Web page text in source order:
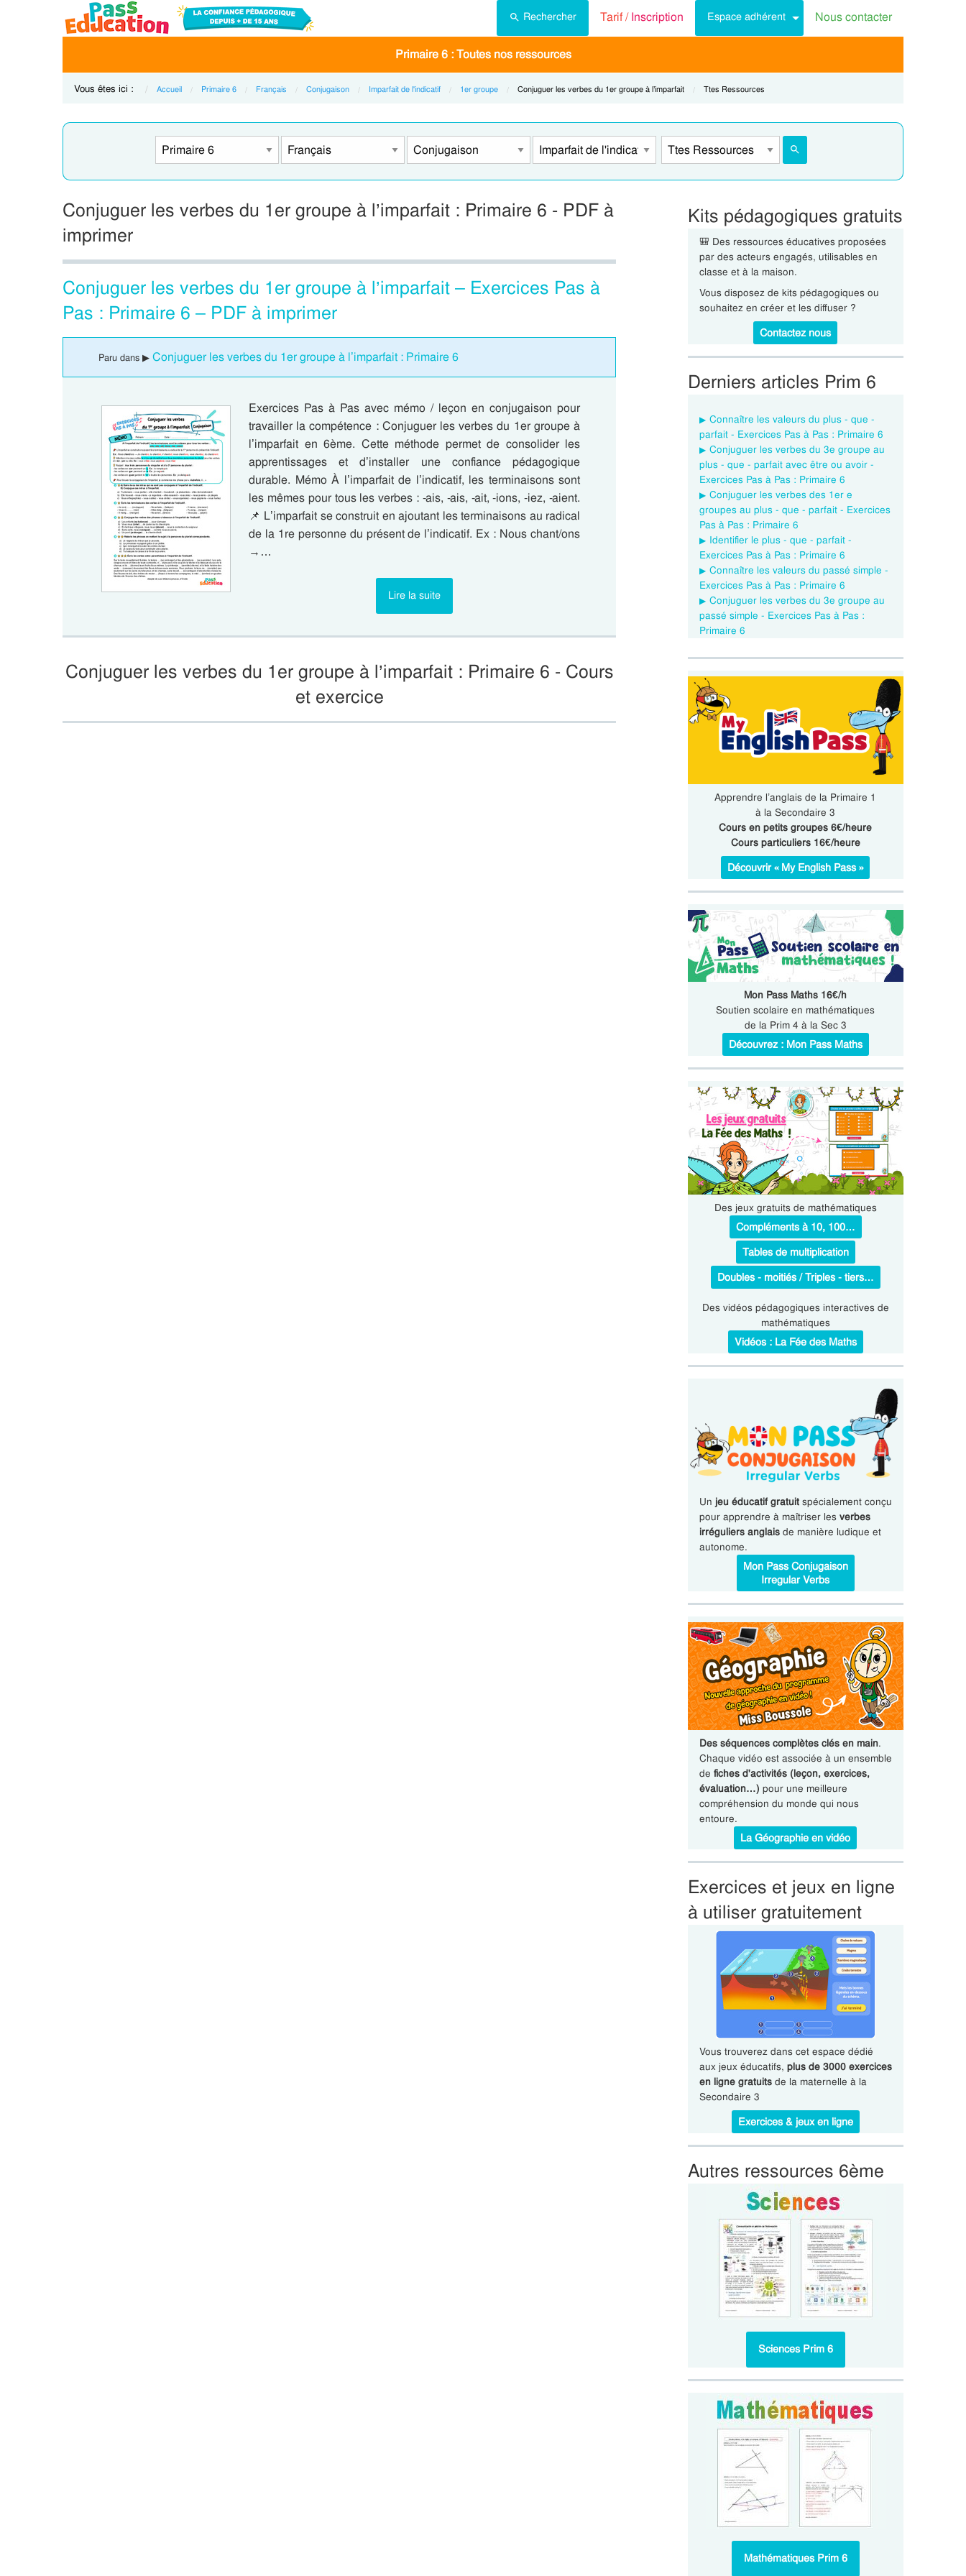
Rechercher Tarif /Inscription Espace adhérent Nous contacter
Primaire 6 : Toutes nos ressources
Vous êtes ici : Accueil Primaire 6 Français Conjugaison Imparfait de l'indicatif 1er groupe Current:
Conjuguer les verbes du 1er groupe à l’imparfait Current:
Ttes Ressources
Conjuguer les verbes du 1er groupe à l’imparfait : Primaire 6 - PDF à
imprimer
Conjuguer les verbes du 1er groupe à l’imparfait – Exercices Pas à
Pas : Primaire 6 – PDF à imprimer
Paru dans ▶ Conjuguer les verbes du 1er groupe à l’imparfait : Primaire 6
Exercices Pas à Pas avec mémo / leçon en conjugaison pour
travailler la compétence : Conjuguer les verbes du 1er groupe à
l’imparfait en 6ème. Cette méthode permet de consolider les
apprentissages et d’installer une confiance pédagogique
durable. Mémo À l’imparfait de l’indicatif, les terminaisons sont
les mêmes pour tous les verbes : -ais, -ais, -ait, -ions, -iez, -aient.
📌 L’imparfait se construit en ajoutant les terminaisons au radical
de la 1re personne du présent de l’indicatif. Ex : Nous chant/ons
→…
Lire la suite
Conjuguer les verbes du 1er groupe à l’imparfait : Primaire 6 - Cours
et exercice
Kits pédagogiques gratuits
🎒 Des ressources éducatives proposées
par des acteurs engagés, utilisables en
classe et à la maison.
Vous disposez de kits pédagogiques ou
souhaitez en créer et les diffuser ?
Contactez nous
Derniers articles Prim 6
Connaître les valeurs du plus - que -
parfait - Exercices Pas à Pas : Primaire 6
Conjuguer les verbes du 3e groupe au
plus - que - parfait avec être ou avoir -
Exercices Pas à Pas : Primaire 6
Conjuguer les verbes des 1er e
groupes au plus - que - parfait - Exercices
Pas à Pas : Primaire 6
Identifier le plus - que - parfait -
Exercices Pas à Pas : Primaire 6
Connaître les valeurs du passé simple -
Exercices Pas à Pas : Primaire 6
Conjuguer les verbes du 3e groupe au
passé simple - Exercices Pas à Pas :
Primaire 6
Apprendre l’anglais de la Primaire 1
à la Secondaire 3
Cours en petits groupes 6€/heure
Cours particuliers 16€/heure
Découvrir « My English Pass »
Mon Pass Maths 16€/h
Soutien scolaire en mathématiques
de la Prim 4 à la Sec 3
Découvrez : Mon Pass Maths
Des jeux gratuits de mathématiques
Compléments à 10, 100…
Tables de multiplication
Doubles - moitiés / Triples - tiers…
Des vidéos pédagogiques interactives de
mathématiques
Vidéos : La Fée des Maths
Un jeu éducatif gratuitspécialement conçu
pour apprendre à maîtriser les verbes
irréguliers anglaisde manière ludique et
autonome.
Mon Pass Conjugaison
Irregular Verbs
Des séquences complètes clés en main.
Chaque vidéo est associée à un ensemble
de fiches d'activités (leçon, exercices,
évaluation…) pour une meilleure
compréhension du monde qui nous
entoure.
La Géographie en vidéo
Exercices et jeux en ligne
à utiliser gratuitement
Vous trouverez dans cet espace dédié
aux jeux éducatifs, plus de 3000 exercices
en ligne gratuitsde la maternelle à la
Secondaire 3
Exercices & jeux en ligne
Autres ressources 6ème
Sciences Prim 6
Mathématiques Prim 6